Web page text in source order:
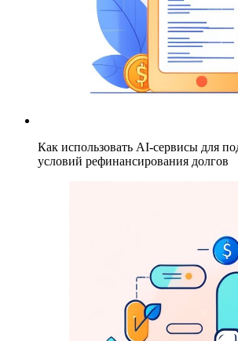
Как использовать AI-сервисы для
условий рефинансирования долгов